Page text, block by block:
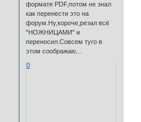
формате PDF,потом не знал
как перенести это на
форум.Ну,короче,резал всё
"НОЖНИЦАМИ" и
переносил.Совсем туго в
этом соображаю...
0